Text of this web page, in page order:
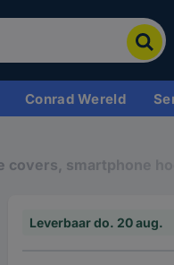
Conrad Wereld
covers, smartphone
Leverbaar do. 20 aug.